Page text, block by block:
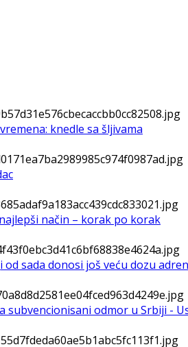
knedle sa šljivama
način – korak po korak
od sada donosi još veću dozu
subvencionisani odmor u Srbiji -